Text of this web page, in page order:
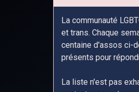
La communauté
et trans. Chaque
centaine d'assos ci-
présents pour
La liste n'est pas